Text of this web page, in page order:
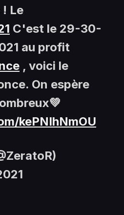
Le
C'est le 29-30-
au profit
, voici le
On espère
kePNIhNmOU